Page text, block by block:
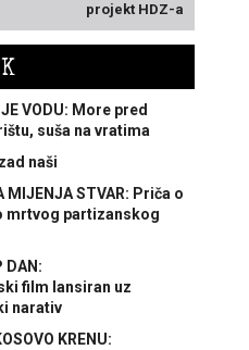
projekt HDZ-a
VODU: More pred
suša na vratima
naši
MIJENJA STVAR: Priča o
mrtvog partizanskog
DAN:
film lansiran uz
narativ
KRENU: